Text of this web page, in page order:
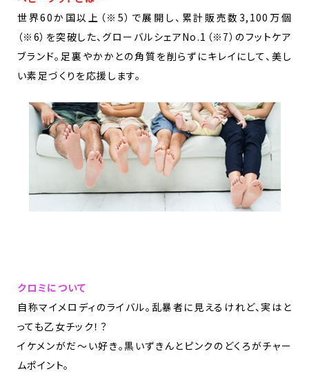
世界60か国以上（※5）で展開し、累計販売数3,100万個
（※6）を突破した、グローバルシェアNo.1（※7）のフットケア
ブランド。足裏やかかとの角質を削らずにキレイにして、美し
い素足づくりを応援します。
クロミについて
自称マイメロディのライバル。乱暴者に見えるけれど、実はと
っても乙女チック！？
イケメンがだ〜い好き。黒いずきんとピンクのどくろがチャー
ムポイント。